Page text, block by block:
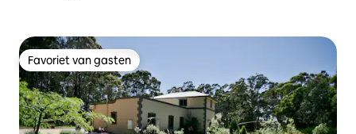
Favoriet van gasten
Favoriet van gasten